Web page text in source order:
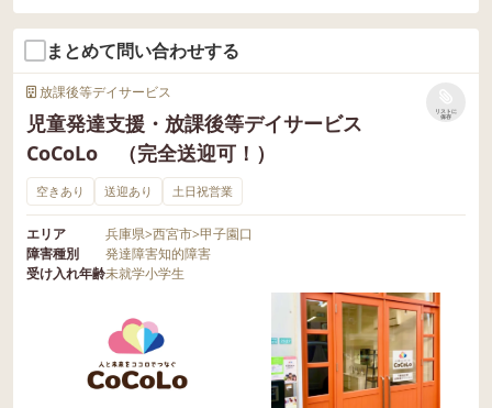
まとめて問い合わせする
放課後等デイサービス
児童発達支援・放課後等デイサービス
CoCoLo （完全送迎可！）
リストに
保存
空きあり 送迎あり 土日祝営業
エリア 兵庫県>西宮市>甲子園口
障害種別
発達障害知的障害
受け入れ年齢未就学小学生